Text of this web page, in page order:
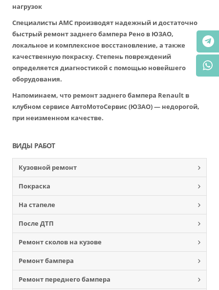
нагрузок
Специалисты АМС производят надежный и достаточно
быстрый ремонт заднего бампера Рено в ЮЗАО,
локальное и комплексное восстановление, а также
качественную покраску. Степень повреждений
определяется диагностикой с помощью новейшего
оборудования.
Напоминаем, что ремонт заднего бампера Renault в
клубном сервисе АвтоМотоСервис (ЮЗАО) — недорогой,
при неизменном качестве.
ВИДЫ РАБОТ
Кузовной ремонт
Покраска
На стапеле
После ДТП
Ремонт сколов на кузове
Ремонт бампера
Ремонт переднего бампера